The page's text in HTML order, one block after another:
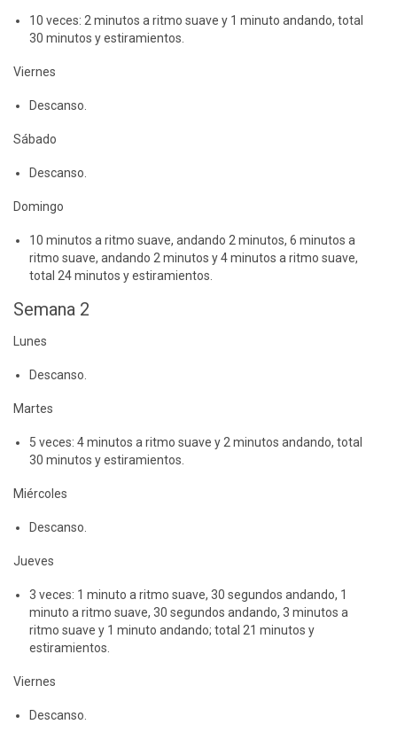
10 veces: 2 minutos a ritmo suave y 1 minuto andando, total
30 minutos y estiramientos.
Viernes
Descanso.
Sábado
Descanso.
Domingo
10 minutos a ritmo suave, andando 2 minutos, 6 minutos a
ritmo suave, andando 2 minutos y 4 minutos a ritmo suave,
total 24 minutos y estiramientos.
Semana 2
Lunes
Descanso.
Martes
5 veces: 4 minutos a ritmo suave y 2 minutos andando, total
30 minutos y estiramientos.
Miércoles
Descanso.
Jueves
3 veces: 1 minuto a ritmo suave, 30 segundos andando, 1
minuto a ritmo suave, 30 segundos andando, 3 minutos a
ritmo suave y 1 minuto andando; total 21 minutos y
estiramientos.
Viernes
Descanso.